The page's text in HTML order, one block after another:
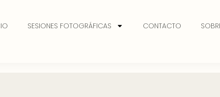
SESIONES FOTOGRÁFICAS CONTACTO